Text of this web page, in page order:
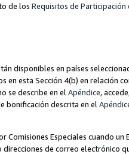
de los Requisitos de
disponibles en países
en esta Sección 4(b) en relación
se describe en el Apéndice,
bonificación descrita en el
Comisiones Especiales cuando
de correo electrónico